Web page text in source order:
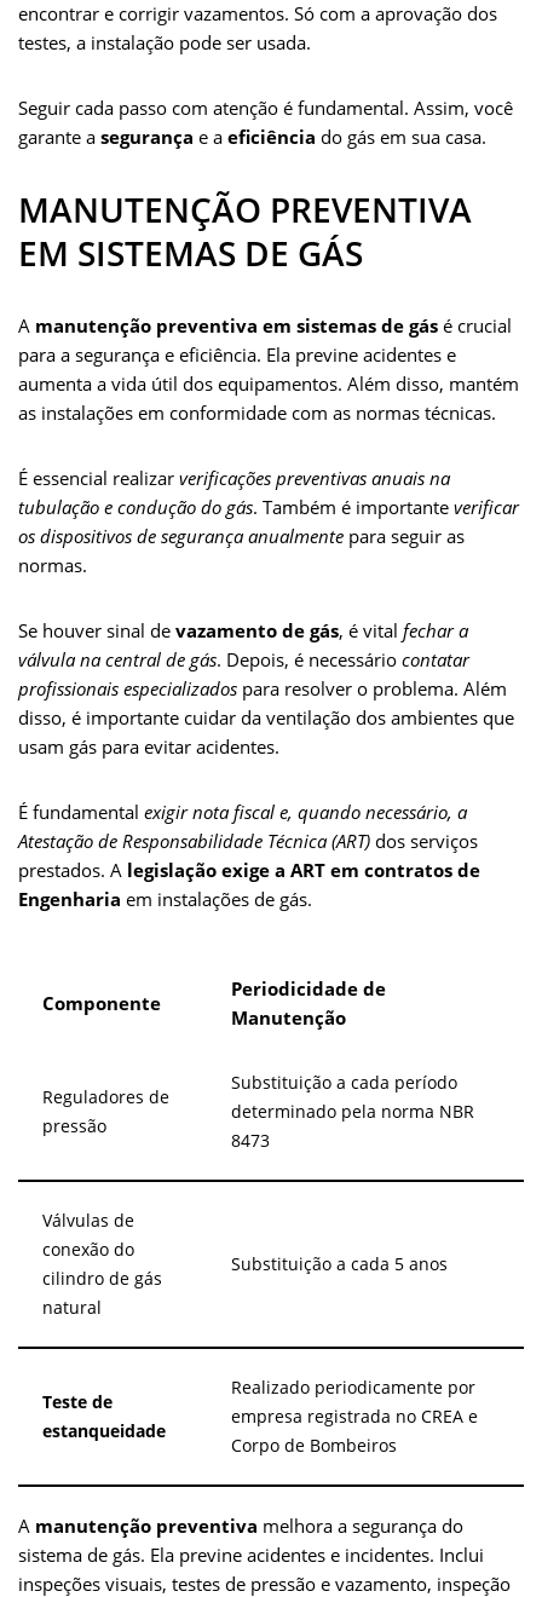
encontrar e corrigir vazamentos. Só com a aprovação dos
testes, a instalação pode ser usada.
Seguir cada passo com atenção é fundamental. Assim, você
garante a segurança e a eficiência do gás em sua casa.
MANUTENÇÃO PREVENTIVA
EM SISTEMAS DE GÁS
A manutenção preventiva em sistemas de gás é crucial
para a segurança e eficiência. Ela previne acidentes e
aumenta a vida útil dos equipamentos. Além disso, mantém
as instalações em conformidade com as normas técnicas.
É essencial realizar verificações preventivas anuais na
tubulação e condução do gás. Também é importante verificar
os dispositivos de segurança anualmente para seguir as
normas.
Se houver sinal de vazamento de gás, é vital fechar a
válvula na central de gás. Depois, é necessário contatar
profissionais especializados para resolver o problema. Além
disso, é importante cuidar da ventilação dos ambientes que
usam gás para evitar acidentes.
É fundamental exigir nota fiscal e, quando necessário, a
Atestação de Responsabilidade Técnica (ART) dos serviços
prestados. A legislação exige a ART em contratos de
Engenharia em instalações de gás.
Componente
Periodicidade de
Manutenção
Reguladores de
pressão
Substituição a cada período
determinado pela norma NBR
8473
Válvulas de
conexão do
cilindro de gás
natural
Substituição a cada 5 anos
Teste de
estanqueidade
Realizado periodicamente por
empresa registrada no CREA e
Corpo de Bombeiros
A manutenção preventiva melhora a segurança do
sistema de gás. Ela previne acidentes e incidentes. Inclui
inspeções visuais, testes de pressão e vazamento, inspeção